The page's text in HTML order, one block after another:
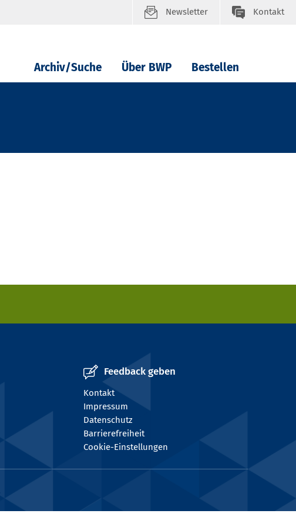
Newsletter Kontakt
Archiv/Suche Über BWP Bestellen
Feedback geben
Kontakt
Impressum
Datenschutz
Barrierefreiheit
Cookie-Einstellungen